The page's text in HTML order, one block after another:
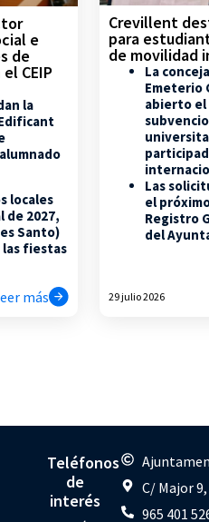
e
de
CEIP
la
locales
de 2027,
Santo)
las fiestas
más
Crevillent
para
de movilidad
La
Emeterio
abierto el
Las
el
Registro
del
29 julio 2026
Teléfonos
de
interés
C/ Major
965 401